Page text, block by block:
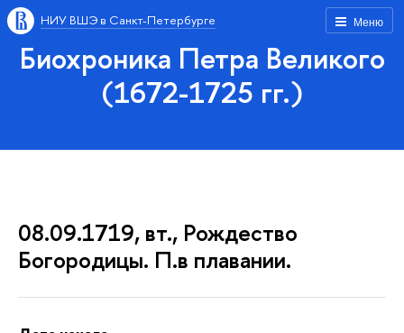
Меню
НИУ ВШЭ в Санкт-Петербурге
Биохроника Петра Великого
(1672-1725 гг.)
08.09.1719, вт., Рождество
Богородицы. П.в плавании.